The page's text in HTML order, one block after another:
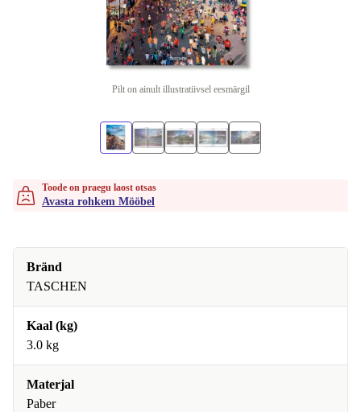
Pilt on ainult illustratiivsel eesmärgil
Toode on praegu laost otsas
Avasta rohkem Mööbel
Bränd
TASCHEN
Kaal (kg)
3.0 kg
Materjal
Paber